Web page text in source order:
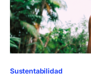
Sustentabilidad